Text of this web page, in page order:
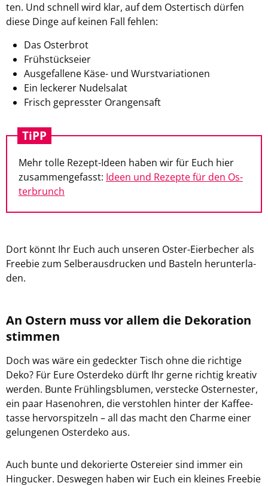
ten. Und schnell wird klar, auf dem Os­ter­tisch dür­fen
diese Dinge auf kei­nen Fall feh­len:
Das Os­ter­brot
Früh­stücks­ei­er
Aus­ge­fal­le­ne Käse- und Wurst­va­ria­tio­nen
Ein le­cke­rer Nu­del­sa­lat
Frisch ge­press­ter Oran­gen­saft
TiPP
Mehr tolle Rezept-​Ideen haben wir für Euch hier
zu­sam­men­ge­fasst: Ideen und Re­zep­te für den Os­
ter­brunch
Dort könnt Ihr Euch auch un­se­ren Oster-​Eierbecher als
Free­bie zum Sel­be­r­aus­dru­cken und Bas­teln her­un­ter­la­
den.
An Os­tern muss vor allem die De­ko­ra­ti­on
stim­men
Doch was wäre ein ge­deck­ter Tisch ohne die rich­ti­ge
Deko? Für Eure Os­ter­de­ko dürft Ihr gerne rich­tig krea­tiv
wer­den. Bunte Früh­lings­blu­men, ver­ste­cke Os­ter­nes­ter,
ein paar Ha­sen­oh­ren, die ver­stoh­len hin­ter der Kaf­fee­
tas­se her­vor­spit­zeln – all das macht den Charme einer
ge­lun­ge­nen Os­ter­de­ko aus.
Auch bunte und de­ko­rier­te Os­ter­ei­er sind immer ein
Hin­gu­cker. Des­we­gen haben wir Euch ein klei­nes Free­bie